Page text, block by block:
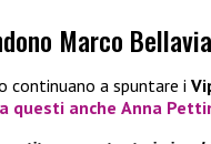
Marco Bellavia
continuano a spuntare i
questi anche Anna